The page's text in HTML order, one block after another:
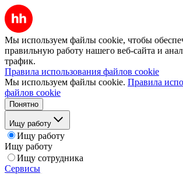
Мы используем файлы cookie, чтобы
правильную работу нашего веб-сайта и
трафик.
Правила использования файлов cookie
Мы используем файлы cookie. Правила
файлов cookie
Понятно
Ищу работу
Ищу работу
Ищу работу
Ищу сотрудника
Сервисы